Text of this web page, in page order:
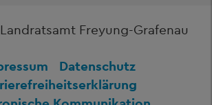
Freyung-Grafenau
Datenschutz